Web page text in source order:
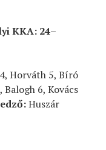
KKA: 24–
Horváth 5, Bíró
Balogh 6, Kovács
Huszár